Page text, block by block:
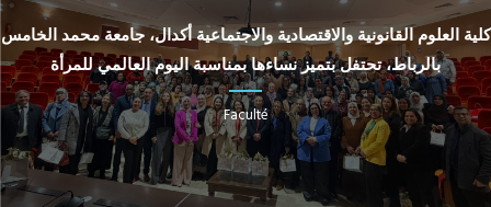
كلية العلوم القانونية والاقتصادية والاجتماعية أكدال، جامعة محمد الخامس
بالرباط، تحتفل بتميز نساءها بمناسبة اليوم العالمي للمرأة
Faculté